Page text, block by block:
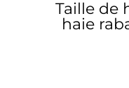
Taille de
haie